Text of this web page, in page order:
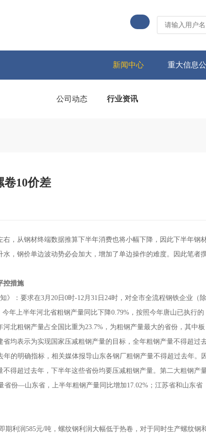
新闻中心 重大信息
公司动态 行业资讯
卷10价差
，从钢材终端数据推算下半年消费也将小幅下降，因此下半年钢
，钢价单边波动势必会加大，增加了单边操作的难度。因此笔者
控措施
：要求在3月20日0时-12月31日24时，对全市全流程钢铁企业（除
年上半年河北省粗钢产量同比下降0.79%，按照今年唐山已执行的
北粗钢产量占全国比重为23.7%，为粗钢产量最大的省份，其中板
均表示为实现国家压减粗钢产量的目标，全年粗钢产量不得超过
的明确指标，相关媒体报导山东各钢厂粗钢产量不得超过去年。
得超过去年，下半年这些省份均要压减粗钢产量。第二大粗钢产
份—山东省，上半年粗钢产量同比增加17.02%；江苏省和山东省
利润585元/吨，螺纹钢利润大幅低于热卷，对于同时生产螺纹钢